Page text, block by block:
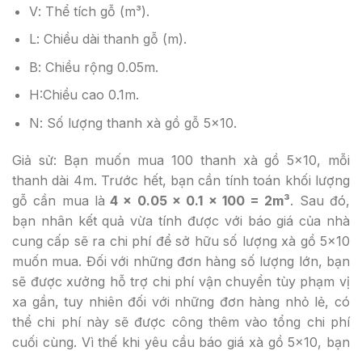
V: Thể tích gỗ (m³).
L: Chiều dài thanh gỗ (m).
B: Chiều rộng 0.05m.
H:Chiều cao 0.1m.
N: Số lượng thanh xà gồ gỗ 5×10.
Giả sử: Bạn muốn mua 100 thanh xà gồ 5×10, mỗi
thanh dài 4m. Trước hết, bạn cần tính toán khối lượng
gỗ cần mua là 4 x 0.05 x 0.1 x 100 = 2m³. Sau đó,
bạn nhân kết quả vừa tính được với báo giá của nhà
cung cấp sẽ ra chi phí để sở hữu số lượng xà gồ 5×10
muốn mua. Đối với những đơn hàng số lượng lớn, bạn
sẽ được xưởng hỗ trợ chi phí vận chuyển tùy phạm vị
xa gần, tuy nhiên đối với những đơn hàng nhỏ lẻ, có
thể chi phí này sẽ được công thêm vào tổng chi phí
cuối cùng. Vì thế khi yêu cầu báo giá xà gồ 5×10, bạn